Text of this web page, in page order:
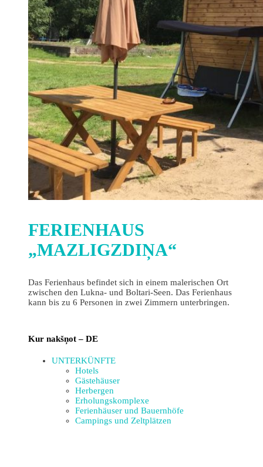
FERIENHAUS
„MAZLIGZDIŅA“
Das Ferienhaus befindet sich in einem malerischen Ort
zwischen den Lukna- und Boltari-Seen. Das Ferienhaus
kann bis zu 6 Personen in zwei Zimmern unterbringen.
Kur nakšņot – DE
UNTERKÜNFTE
Hotels
Gästehäuser
Herbergen
Erholungskomplexe
Ferienhäuser und Bauernhöfe
Campings und Zeltplätzen